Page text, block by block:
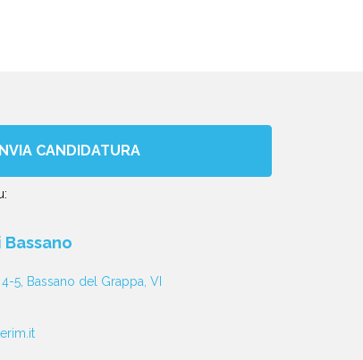
CANDIDATURA
4-5, Bassano del Grappa, VI